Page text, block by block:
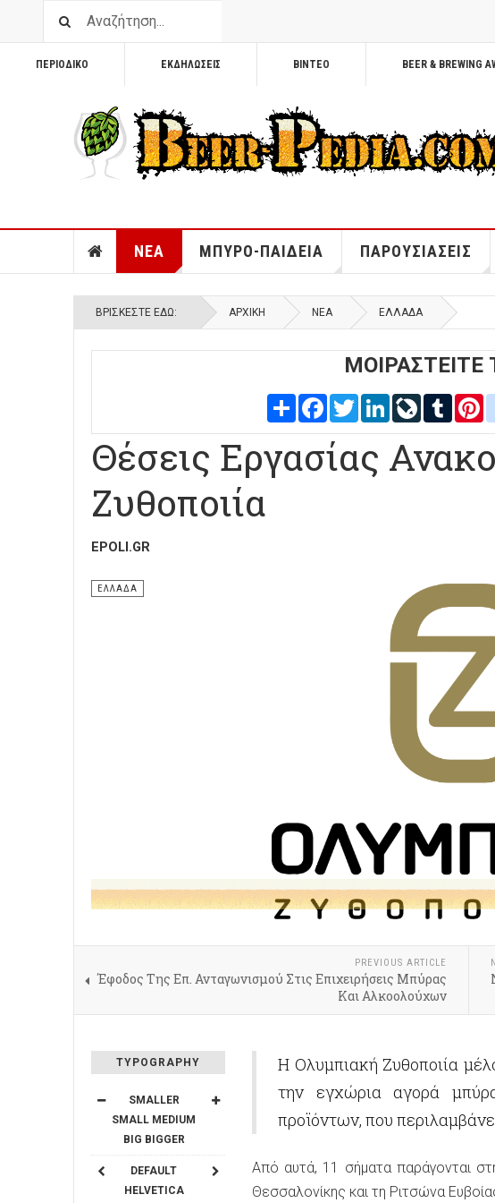
ΠΕΡΙΟΔΙΚΟ ΕΚΔΗΛΩΣΕΙΣ ΒΙΝΤΕΟ BEER & BREWING
ΝΕΑ ΜΠΥΡΟ-ΠΑΙΔΕΙΑ ΠΑΡΟΥΣΙΑΣΕΙΣ
ΒΡΊΣΚΕΣΤΕ ΕΔΏ: ΑΡΧΙΚΉ ΝΕΑ ΕΛΛΑΔΑ
Share FacebookTwitterLinkedInLiveJournal
Tumblr
Θέσεις Εργασίας
Ζυθοποιία
EPOLI.GR
ΕΛΛΑΔΑ
PREVIOUS ARTICLE
Έφοδος Της Επ. Ανταγωνισμού Στις Επιχειρήσεις Μπύρας
Και Αλκοολούχων
TYPOGRAPHY
SMALLER
SMALL MEDIUM
BIG BIGGER
DEFAULT
HELVETICA
H Ολυμπιακή Ζυθοποιία
την εγχώρια αγορά
προϊόντων, που
Από αυτά, 11 σήματα παράγονται
Θεσσαλονίκης και τη Ριτσώνα